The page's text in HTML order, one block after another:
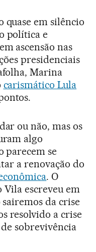
quase em silêncio
política e
ascensão nas
presidenciais
Marina
carismático Lula
ou não, mas os
algo
parecem se
a renovação do
. O
escreveu em
sairemos da crise
resolvido a crise
sobrevivência